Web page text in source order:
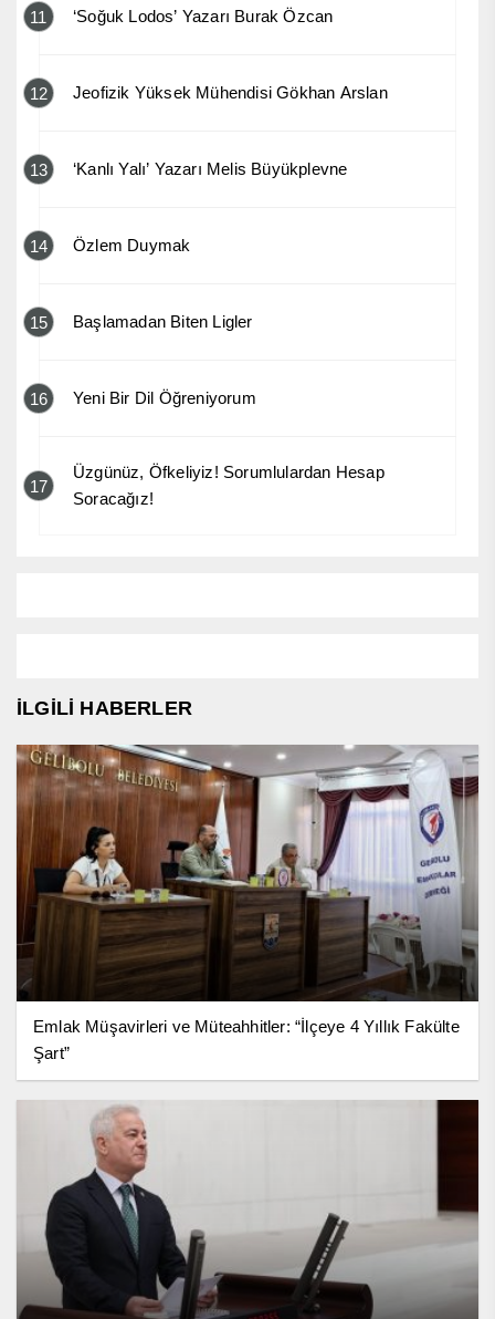
11 ‘Soğuk Lodos’ Yazarı Burak Özcan
12 Jeofizik Yüksek Mühendisi Gökhan Arslan
13 ‘Kanlı Yalı’ Yazarı Melis Büyükplevne
14 Özlem Duymak
15 Başlamadan Biten Ligler
16 Yeni Bir Dil Öğreniyorum
17
Üzgünüz, Öfkeliyiz! Sorumlulardan Hesap
Soracağız!
İLGİLİ HABERLER
Emlak Müşavirleri ve Müteahhitler: “İlçeye 4 Yıllık Fakülte
Şart”